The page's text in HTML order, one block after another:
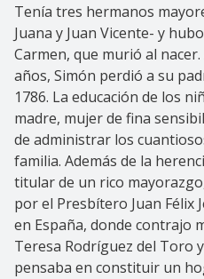
Tenía tres hermanos
Juana y Juan Vicente- y
Carmen, que murió al
años, Simón perdió a su
1786. La educación de los
madre, mujer de fina
de administrar los
familia. Además de la
titular de un rico
por el Presbítero Juan Félix
en España, donde contrajo
Teresa Rodríguez del Toro
pensaba en constituir un